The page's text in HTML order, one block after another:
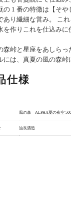
の 1 番の特徴は【そ
あり繊細な営み。 こ
を作りこれを仕込みに
森峠と星座をあしら
には、真夏の⾵の森峠
仕様
風の森 ALPHA夏の夜空
油長酒造